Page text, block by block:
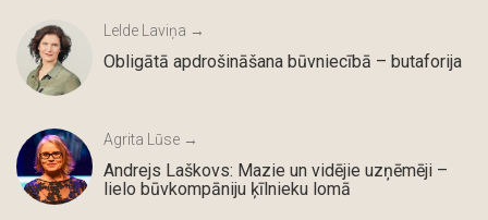
Lelde Laviņa →
Obligātā apdrošināšana būvniecībā – butaforija
Agrita Lūse →
Andrejs Laškovs: Mazie un vidējie uzņēmēji –
lielo būvkompāniju ķīlnieku lomā